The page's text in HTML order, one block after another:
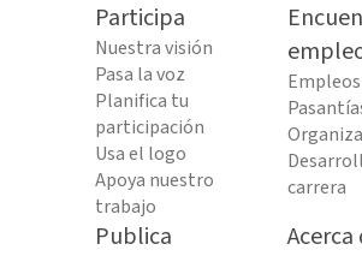
Participa
Nuestra visión
Pasa la voz
Planifica tu
participación
Usa el logo
Apoya nuestro
trabajo
Empleos
carrera
Publica Acerca